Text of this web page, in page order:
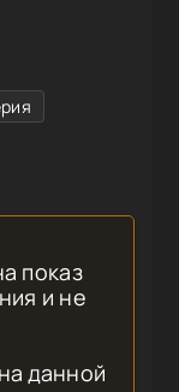
показ
и не
данной